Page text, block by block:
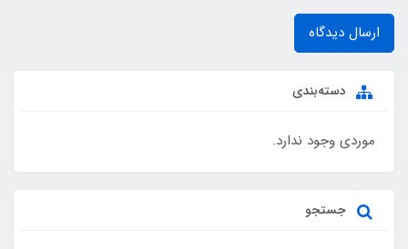
ارسال دیدگاه
دسته‌بندی
موردی وجود ندارد.
جستجو